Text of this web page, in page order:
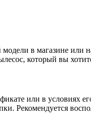
в магазине
который вы
или в
Рекомендуется